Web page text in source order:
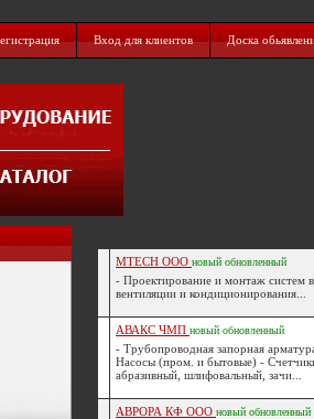
Вход для клиентов Доска
MTECH ООО новый обновленный
- Проектирование и монтаж систем
вентиляции и кондиционирования...
АВАКС ЧМП новый обновленный
- Трубопроводная запорная
Насосы (пром. и бытовые) -
абразивный, шлифовальный, зачи...
АВРОРА КФ ООО новый обновленный